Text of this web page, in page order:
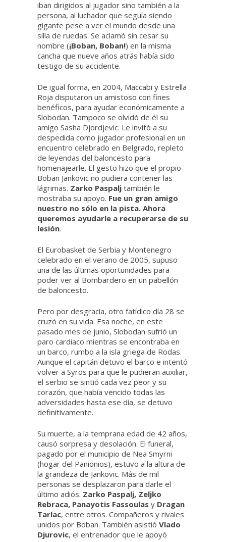
iban dirigidos al jugador sino también a la
persona, al luchador que seguía siendo
gigante pese a ver el mundo desde una
silla de ruedas. Se aclamó sin cesar su
nombre (¡Boban, Boban!) en la misma
cancha que nueve años atrás había sido
testigo de su accidente.
De igual forma, en 2004, Maccabi y Estrella
Roja disputaron un amistoso con fines
benéficos, para ayudar económicamente a
Slobodan. Tampoco se olvidó de él su
amigo Sasha Djordjevic. Le invitó a su
despedida como jugador profesional en un
encuentro celebrado en Belgrado, repleto
de leyendas del baloncesto para
homenajearle. El gesto hizo que el propio
Boban Jankovic no pudiera contener las
lágrimas. Zarko Paspalj también le
mostraba su apoyo. Fue un gran amigo
nuestro no sólo en la pista. Ahora
queremos ayudarle a recuperarse de su
lesión.
El Eurobasket de Serbia y Montenegro
celebrado en el verano de 2005, supuso
una de las últimas oportunidades para
poder ver al Bombardero en un pabellón
de baloncesto.
Pero por desgracia, otro fatídico día 28 se
cruzó en su vida. Esa noche, en este
pasado mes de junio, Slobodan sufrió un
paro cardiaco mientras se encontraba en
un barco, rumbo a la isla griega de Rodas.
Aunque el capitán detuvo el barco e intentó
volver a Syros para que le pudieran auxiliar,
el serbio se sintió cada vez peor y su
corazón, que había vencido todas las
adversidades hasta ese día, se detuvo
definitivamente.
Su muerte, a la temprana edad de 42 años,
causó sorpresa y desolación. El funeral,
pagado por el municipio de Nea Smyrni
(hogar del Panionios), estuvo a la altura de
la grandeza de Jankovic. Más de mil
personas se desplazaron para darle el
último adiós. Zarko Paspalj, Zeljko
Rebraca, Panayotis Fassoulas y Dragan
Tarlac, entre otros. Compañeros y rivales
unidos por Boban. También asistió Vlado
Djurovic, el entrenador que le apoyó